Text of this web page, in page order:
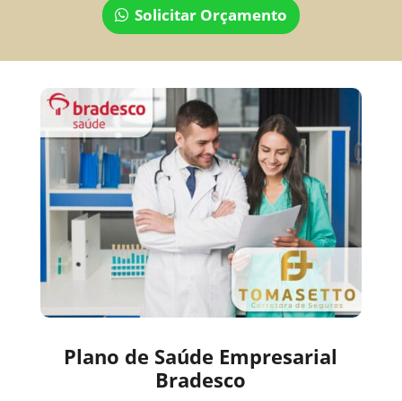
Solicitar Orçamento
Plano de Saúde Empresarial
Bradesco